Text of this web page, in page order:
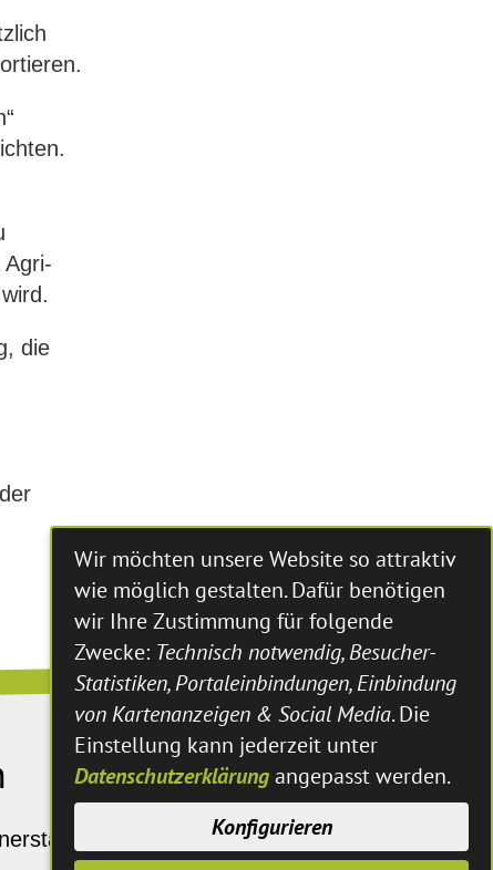
die
und Freitags: 8:30 - 12:30 Uhr
Wir möchten unsere Website so attraktiv
wie möglich gestalten. Dafür benötigen
wir Ihre Zustimmung für folgende
Zwecke: Technisch notwendig, Besucher-
Statistiken, Portaleinbindungen, Einbindung
von Kartenanzeigen & Social Media. Die
Einstellung kann jederzeit unter
Datenschutzerklärungangepasst werden.
Konfigurieren